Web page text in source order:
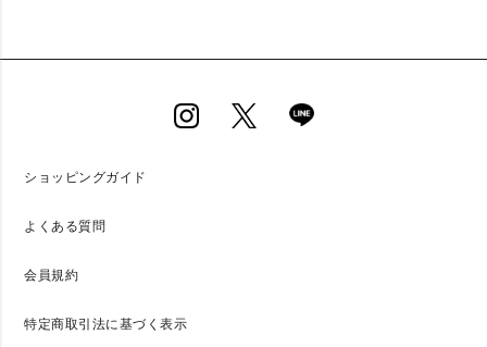
ショッピングガイド
よくある質問
会員規約
特定商取引法に基づく表示